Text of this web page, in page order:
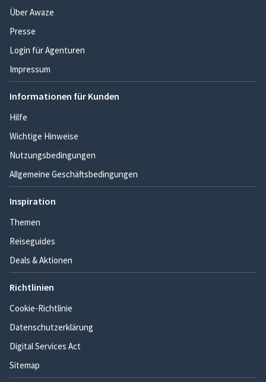
Über Awaze
Presse
Login für Agenturen
Impressum
Informationen für Kunden
Hilfe
Wichtige Hinweise
Nutzungsbedingungen
Allgemeine Geschäftsbedingungen
Inspiration
Themen
Reiseguides
Deals & Aktionen
Richtlinien
Cookie-Richtlinie
Datenschutzerklärung
Digital Services Act
Sitemap